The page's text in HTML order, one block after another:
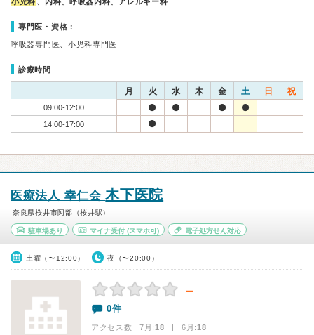
専門医・資格：
呼吸器専門医、小児科専門医
診療時間
月 火 水 木 金 土 日 祝
09:00-12:00
14:00-17:00
医療法人 幸仁会木下医院
奈良県桜井市阿部（桜井駅）
駐車場あり マイナ受付(スマホ可) 電子処方せん対応
土曜（〜12:00） 夜（〜20:00）
－
0件
アクセス数 7月:18 | 6月:18